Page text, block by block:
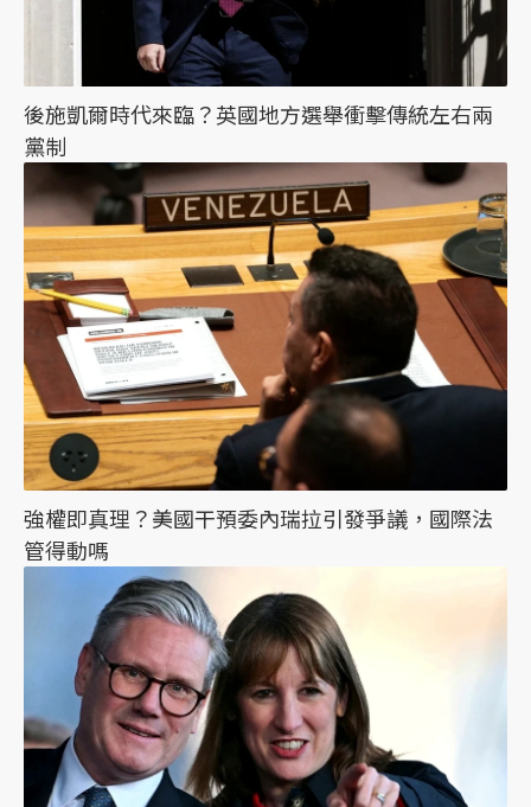
後施凱爾時代來臨？英國地方選舉衝擊傳統左右兩
黨制
強權即真理？美國干預委內瑞拉引發爭議，國際法
管得動嗎